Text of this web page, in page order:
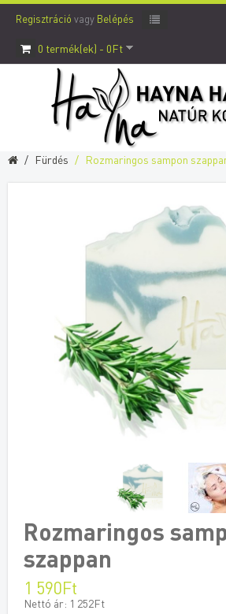
Regisztráció vagy Belépés
0 termék(ek) - 0Ft
Fürdés Rozmaringos sampon
Rozmaringos
szappan
1 590Ft
Nettó ár: 1 252Ft